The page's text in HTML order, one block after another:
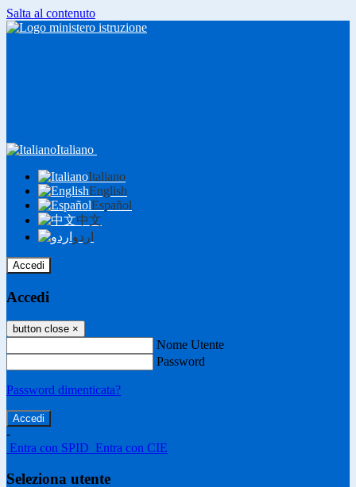
Salta al contenuto
Italiano
Italiano
English
Español
中文
اردو
Accedi
Accedi
button close ×
Nome Utente
Password
Password dimenticata?
-
Entra con SPID Entra con CIE
Seleziona utente